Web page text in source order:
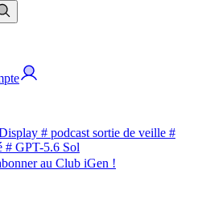
# podcast sortie de veille #
# GPT-5.6 Sol
au Club iGen !